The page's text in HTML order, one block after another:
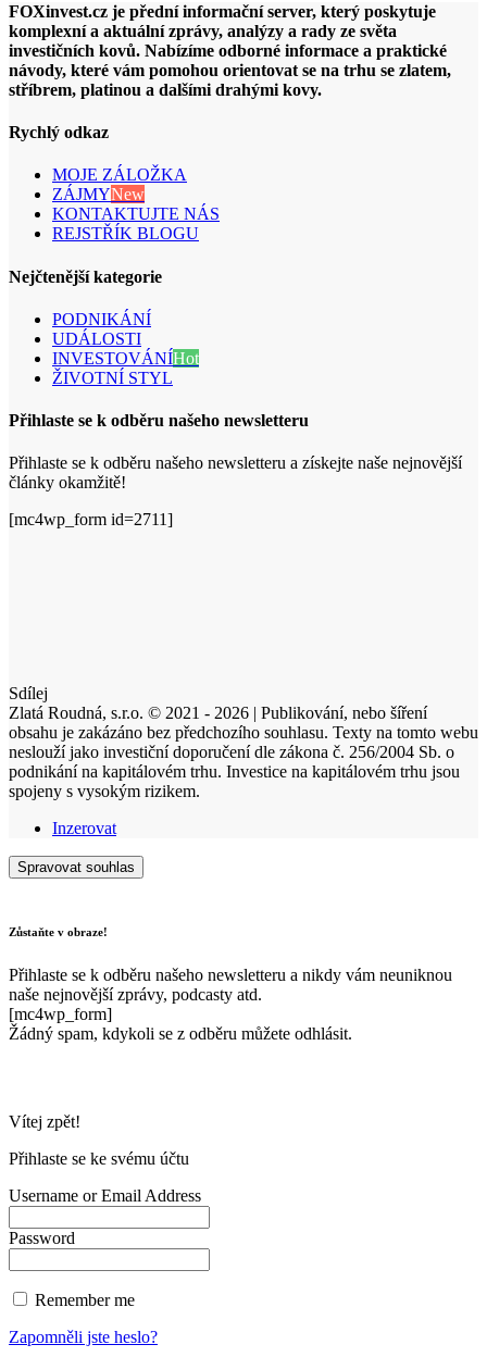
FOXinvest.cz je přední informační server, který poskytuje
komplexní a aktuální zprávy, analýzy a rady ze světa
investičních kovů. Nabízíme odborné informace a praktické
návody, které vám pomohou orientovat se na trhu se zlatem,
stříbrem, platinou a dalšími drahými kovy.
Rychlý odkaz
MOJE ZÁLOŽKA
ZÁJMYNew
KONTAKTUJTE NÁS
REJSTŘÍK BLOGU
Nejčtenější kategorie
PODNIKÁNÍ
UDÁLOSTI
INVESTOVÁNÍHot
ŽIVOTNÍ STYL
Přihlaste se k odběru našeho newsletteru
Přihlaste se k odběru našeho newsletteru a získejte naše nejnovější
články okamžitě!
[mc4wp_form id=2711]
Sdílej
Zlatá Roudná, s.r.o. © 2021 - 2026 | Publikování, nebo šíření
obsahu je zakázáno bez předchozího souhlasu. Texty na tomto webu
neslouží jako investiční doporučení dle zákona č. 256/2004 Sb. o
podnikání na kapitálovém trhu. Investice na kapitálovém trhu jsou
spojeny s vysokým rizikem.
Inzerovat
Spravovat souhlas
Zůstaňte v obraze!
Přihlaste se k odběru našeho newsletteru a nikdy vám neuniknou
naše nejnovější zprávy, podcasty atd.
[mc4wp_form]
Žádný spam, kdykoli se z odběru můžete odhlásit.
Vítej zpět!
Přihlaste se ke svému účtu
Username or Email Address
Password
Remember me
Zapomněli jste heslo?